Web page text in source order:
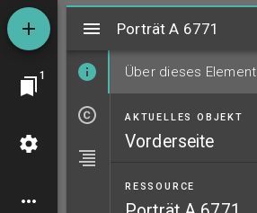
1
MiradorPorträt A 6771
Über dieses Element
AKTUELLES OBJEKT
Vorderseite
RESSOURCE
Porträt A 6771